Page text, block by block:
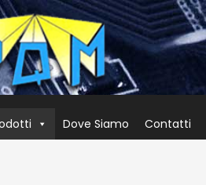
Dove Siamo Contatti